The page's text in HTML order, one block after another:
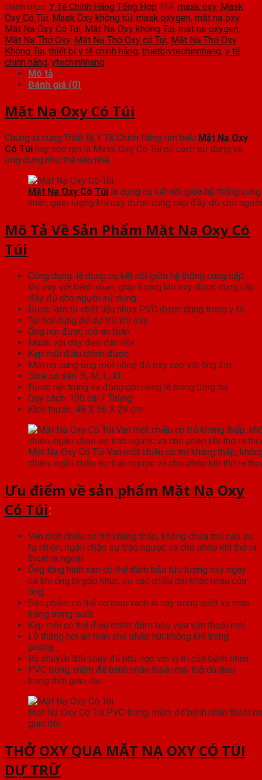
Danh mục: Y Tế Chính Hãng Tổng Hợp Thẻ: mask oxy, Mask
Oxy Có Túi, Mask Oxy không túi, mask oxygen, mặt nạ oxy,
Mặt Nạ Oxy Có Túi, Mặt Nạ Oxy không Túi, mặt nạ oxygen,
Mặt Nạ Thở Oxy, Mặt Nạ Thở Oxy có Túi, Mặt Nạ Thở Oxy
Không Túi, thiết bị y tế chính hãng, thietbiytechinhhang, y tế
chính hãng, ytechinhhang
Mô tả
Đánh giá (0)
Mặt Nạ Oxy Có Túi
Chúng ta cùng Thiết Bị Y Tế Chính Hãng tìm hiểu Mặt Nạ Oxy
Có Túi hay còn gọi là Mask Oxy Có Túi có cách sử dụng và
ứng dụng như thế nào nhé.
Mặt Nạ Oxy Có Túi là dụng cụ kết nối giữa hệ thống
nhân, giúp lượng khí oxy được cung cấp đầy đủ cho
Mô Tả Về Sản Phẩm Mặt Nạ Oxy Có
Túi
Công dụng: là dụng cụ kết nối giữa hệ thống cung cấp
khí oxy với bệnh nhân, giúp lượng khí oxy được cung cấp
đầy đủ cho người sử dụng.
Được làm từ chất liệu nhựa PVC được dùng trong y tế.
Túi hơi dùng để dự trữ khí oxy.
Ống hơi được mở an toàn
Mask với dây đeo đàn hồi.
Kẹp mũi điều chỉnh được.
Mặt nạ cung ứng một nồng độ oxy cao với ống 2m.
Size có sẵn: S, M, L, XL
Được tiệt trùng và đóng gói riêng lẻ trong từng túi
Quy cách: 100 cái / Thùng
Kích thước: 48 X 36 X 29 cm
Mặt Nạ Oxy Có Túi Van một chiều có trở kháng thấp,
nhiên, ngăn chặn sự trào ngược và cho phép khí thở ra
Ưu điểm về sản phẩm Mặt Nạ Oxy
Có Túi:
Van một chiều có trở kháng thấp, không chứa mủ cao su
tự nhiên, ngăn chặn sự trào ngược và cho phép khí thở ra
thoát ra ngoài.
Ống lồng hình sao có thể đảm bảo lưu lượng oxy ngay
cả khi ống bị gấp khúc, có các chiều dài khác nhau của
ống.
Sản phẩm có thể có màu xanh lá cây trong suốt và màu
trắng trong suốt.
Kẹp mũi có thể điều chỉnh đảm bảo vừa vặn thoải mái.
Lỗ thông hơi an toàn cho phép hút không khí trong
phòng.
Bộ chuyển đổi xoay để phù hợp với vị trí của bệnh nhân.
PVC trong, mềm để bệnh nhân thoải mái thở dù đeo
trong thời gian dài.
Mặt Nạ Oxy Có Túi PVC trong, mềm để bệnh nhân thoải
gian dài.
THỞ OXY QUA MẶT NẠ OXY CÓ TÚI
DỰ TRỮ